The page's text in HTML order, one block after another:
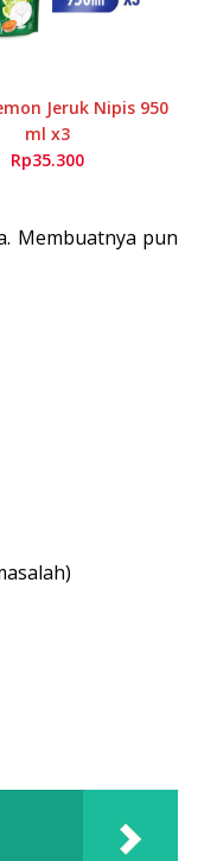
Jeruk Nipis 950
ml x3
Rp35.300
Membuatnya pun